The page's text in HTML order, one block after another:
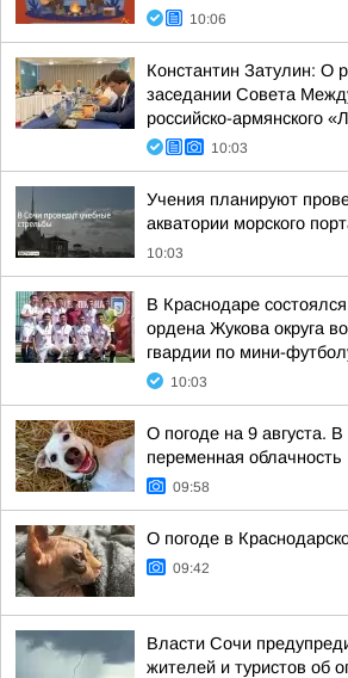
10:06
Константин Затулин: О
заседании Совета
российско-армянского
10:03
Учения планируют
акватории морского
10:03
В Краснодаре
ордена Жукова округа
гвардии по мини-
10:03
О погоде на 9 августа.
переменная облачность
09:58
О погоде в
09:42
Власти Сочи
жителей и туристов об